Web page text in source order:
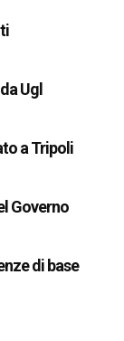
Ugl
a Tripoli
Governo
di base